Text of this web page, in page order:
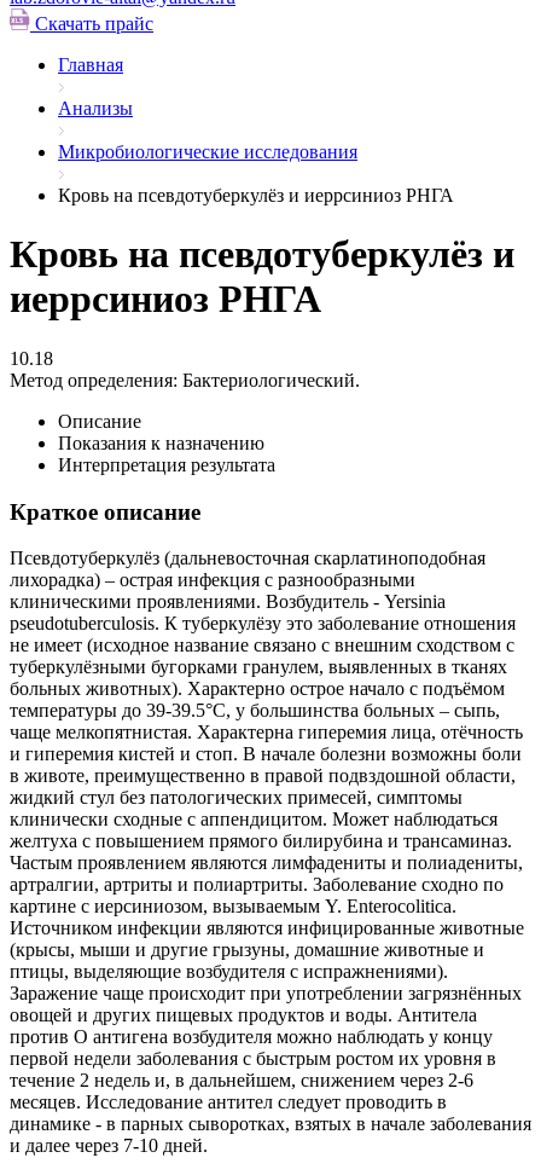
Скачать прайс
Главная
Анализы
Микробиологические исследования
Кровь на псевдотуберкулёз и иеррсиниоз РНГА
Кровь на псевдотуберкулёз и
иеррсиниоз РНГА
10.18
Метод определения: Бактериологический.
Описание
Показания к назначению
Интерпретация результата
Краткое описание
Псевдотуберкулёз (дальневосточная скарлатиноподобная
лихорадка) – острая инфекция с разнообразными
клиническими проявлениями. Возбудитель - Yersinia
pseudotuberculosis. К туберкулёзу это заболевание отношения
не имеет (исходное название связано с внешним сходством с
туберкулёзными бугорками гранулем, выявленных в тканях
больных животных). Характерно острое начало с подъёмом
температуры до 39-39.5°С, у большинства больных – сыпь,
чаще мелкопятнистая. Характерна гиперемия лица, отёчность
и гиперемия кистей и стоп. В начале болезни возможны боли
в животе, преимущественно в правой подвздошной области,
жидкий стул без патологических примесей, симптомы
клинически сходные с аппендицитом. Может наблюдаться
желтуха с повышением прямого билирубина и трансаминаз.
Частым проявлением являются лимфадениты и полиадениты,
артралгии, артриты и полиартриты. Заболевание сходно по
картине с иерсиниозом, вызываемым Y. Enterocolitica.
Источником инфекции являются инфицированные животные
(крысы, мыши и другие грызуны, домашние животные и
птицы, выделяющие возбудителя с испражнениями).
Заражение чаще происходит при употреблении загрязнённых
овощей и других пищевых продуктов и воды. Антитела
против О антигена возбудителя можно наблюдать у концу
первой недели заболевания с быстрым ростом их уровня в
течение 2 недель и, в дальнейшем, снижением через 2-6
месяцев. Исследование антител следует проводить в
динамике - в парных сыворотках, взятых в начале заболевания
и далее через 7-10 дней.